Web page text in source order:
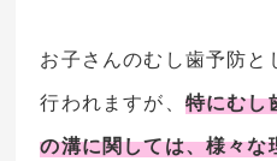
お子さんのむし歯予防と
行われますが、 特にむし
の溝に関しては、様々